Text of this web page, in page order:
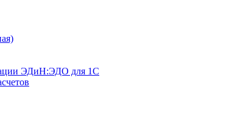
ЭДиН:ЭДО для 1С